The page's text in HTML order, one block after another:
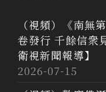
（視頻）《南無
卷發行 千餘信衆
衛視新聞報導】
2026-07-15